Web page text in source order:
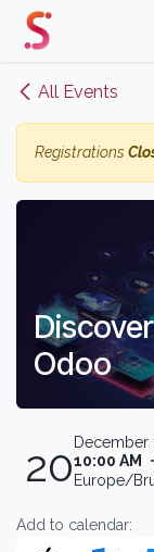
Skip to Content
All Events
Registrations
Odoo
20 December
10:00 AM
Europe/
Add to calendar: